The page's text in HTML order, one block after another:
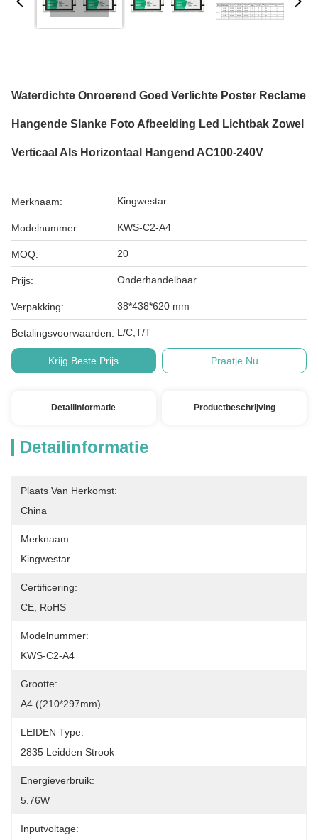
Waterdichte Onroerend Goed Verlichte Poster Reclame
Hangende Slanke Foto Afbeelding Led Lichtbak Zowel
Verticaal Als Horizontaal Hangend AC100-240V
Merknaam: Kingwestar
Modelnummer: KWS-C2-A4
MOQ: 20
Prijs: Onderhandelbaar
Verpakking: 38*438*620 mm
Betalingsvoorwaarden: L/C,T/T
Krijg Beste Prijs Praatje Nu
Detailinformatie Productbeschrijving
Detailinformatie
Plaats Van Herkomst:
China
Merknaam:
Kingwestar
Certificering:
CE, RoHS
Modelnummer:
KWS-C2-A4
Grootte:
A4 ((210*297mm)
LEIDEN Type:
2835 Leidden Strook
Energieverbruik:
5.76W
Inputvoltage: